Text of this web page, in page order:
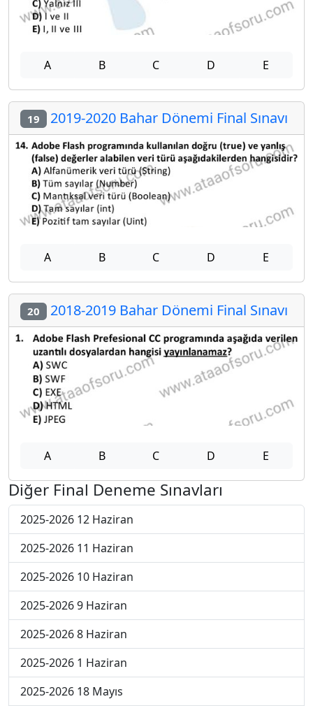
A B C D E
19 2019-2020 Bahar Dönemi Final Sınavı
A B C D E
20 2018-2019 Bahar Dönemi Final Sınavı
A B C D E
Diğer Final Deneme Sınavları
2025-2026 12 Haziran
2025-2026 11 Haziran
2025-2026 10 Haziran
2025-2026 9 Haziran
2025-2026 8 Haziran
2025-2026 1 Haziran
2025-2026 18 Mayıs